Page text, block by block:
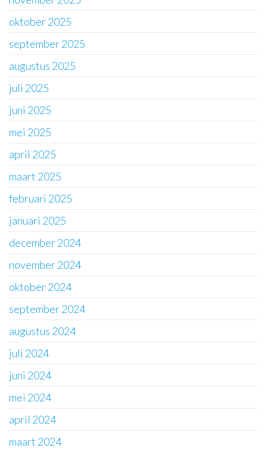
oktober 2025
september 2025
augustus 2025
juli 2025
juni 2025
mei 2025
april 2025
maart 2025
februari 2025
januari 2025
december 2024
november 2024
oktober 2024
september 2024
augustus 2024
juli 2024
juni 2024
mei 2024
april 2024
maart 2024